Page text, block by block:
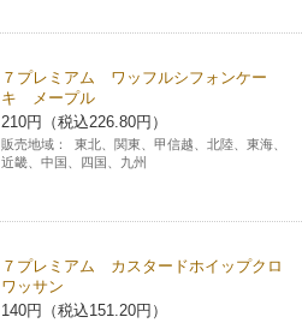
７プレミアム ワッフルシフォンケー
キ メープル
210円（税込226.80円）
販売地域：
東北、関東、甲信越、北陸、東海、
近畿、中国、四国、九州
７プレミアム カスタードホイップクロ
ワッサン
140円（税込151.20円）